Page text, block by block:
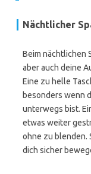
Nächtlicher
Beim nächtlichen
aber auch deine
Eine zu helle
besonders wenn
unterwegs bist.
etwas weiter
ohne zu blenden.
dich sicher